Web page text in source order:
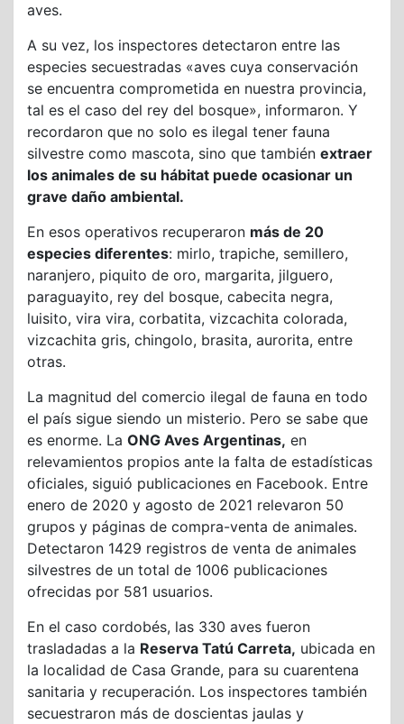
aves.
A su vez, los inspectores detectaron entre las
especies secuestradas «aves cuya conservación
se encuentra comprometida en nuestra provincia,
tal es el caso del rey del bosque», informaron. Y
recordaron que no solo es ilegal tener fauna
silvestre como mascota, sino que también extraer
los animales de su hábitat puede ocasionar un
grave daño ambiental.
En esos operativos recuperaron más de 20
especies diferentes: mirlo, trapiche, semillero,
naranjero, piquito de oro, margarita, jilguero,
paraguayito, rey del bosque, cabecita negra,
luisito, vira vira, corbatita, vizcachita colorada,
vizcachita gris, chingolo, brasita, aurorita, entre
otras.
La magnitud del comercio ilegal de fauna en todo
el país sigue siendo un misterio. Pero se sabe que
es enorme. La ONG Aves Argentinas, en
relevamientos propios ante la falta de estadísticas
oficiales, siguió publicaciones en Facebook. Entre
enero de 2020 y agosto de 2021 relevaron 50
grupos y páginas de compra-venta de animales.
Detectaron 1429 registros de venta de animales
silvestres de un total de 1006 publicaciones
ofrecidas por 581 usuarios.
En el caso cordobés, las 330 aves fueron
trasladadas a la Reserva Tatú Carreta, ubicada en
la localidad de Casa Grande, para su cuarentena
sanitaria y recuperación. Los inspectores también
secuestraron más de doscientas jaulas y